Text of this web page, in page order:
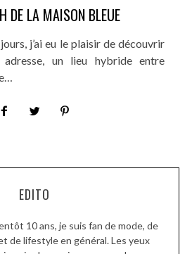
DE LA MAISON BLEUE
j’ai eu le plaisir de découvrir
un lieu hybride entre
EDITO
10 ans, je suis fan de mode, de
de lifestyle en général. Les yeux